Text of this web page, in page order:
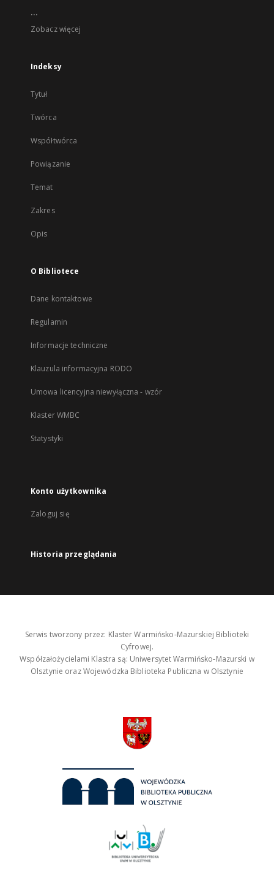
...
Zobacz więcej
Indeksy
Tytuł
Twórca
Współtwórca
Powiązanie
Temat
Zakres
Opis
O Bibliotece
Dane kontaktowe
Regulamin
Informacje techniczne
Klauzula informacyjna RODO
Umowa licencyjna niewyłączna - wzór
Klaster WMBC
Statystyki
Konto użytkownika
Zaloguj się
Historia przeglądania
Serwis tworzony przez: Klaster Warmińsko-Mazurskiej Biblioteki
Cyfrowej.
Współzałożycielami Klastra są: Uniwersytet Warmińsko-Mazurski w
Olsztynie oraz Wojewódzka Biblioteka Publiczna w Olsztynie